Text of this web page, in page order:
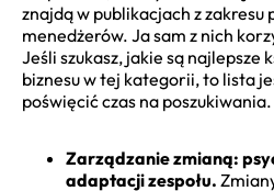
znajdą w publikacjach z zakresu
menedżerów. Ja sam z nich
Jeśli szukasz, jakie są najlepsze
biznesu w tej kategorii, to lista
poświęcić czas na poszukiwania.
Zarządzanie zmianą:
adaptacji zespołu.